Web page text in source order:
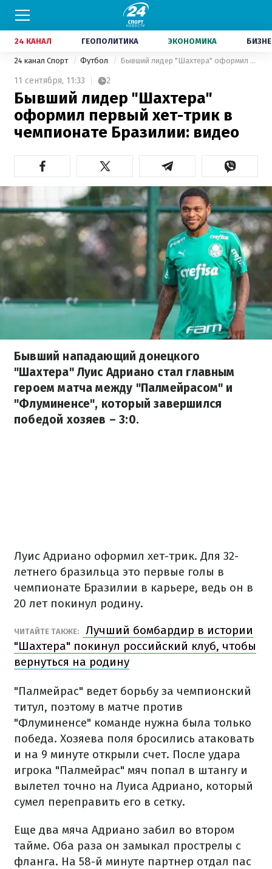
24 КАНАЛ ГЕОПОЛИТИКА ЭКОНОМИКА
24 канал Спорт Футбол Бывший лидер "Шахтера" оформил первый хет-трик в чемпионате Бразилии: видео
11 сентября, 11:33 2
Бывший лидер "Шахтера"
оформил первый хет-трик в
чемпионате Бразилии: видео
Бывший нападающий донецкого
"Шахтера" Луис Адриано стал главным
героем матча между "Палмейрасом" и
"Флуминенсе", который завершился
победой хозяев – 3:0.
Луис Адриано оформил хет-трик. Для 32-
летнего бразильца это первые голы в
чемпионате Бразилии в карьере, ведь он в
20 лет покинул родину.
ЧИТАЙТЕ ТАКЖЕ:
Лучший бомбардир в истории
"Шахтера" покинул российский клуб, чтобы
вернуться на родину
"Палмейрас" ведет борьбу за чемпионский
титул, поэтому в матче против
"Флуминенсе" команде нужна была только
победа. Хозяева поля бросились атаковать
и на 9 минуте открыли счет. После удара
игрока "Палмейрас" мяч попал в штангу и
вылетел точно на Луиса Адриано, который
сумел переправить его в сетку.
Еще два мяча Адриано забил во втором
тайме. Оба раза он замыкал прострелы с
фланга. На 58-й минуте партнер отдал пас